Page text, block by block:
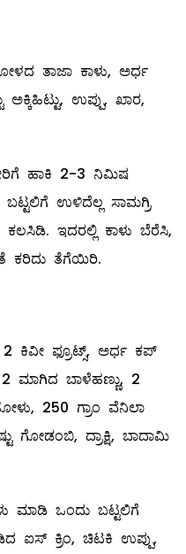
ತಾಜಾ ಕಾಳು, ಅರ್ಧ
ಉಪ್ಪು, ಖಾರ,
ಹಾಕಿ 2-3 ನಿಮಿಷ
ಉಳಿದೆಲ್ಲ ಸಾಮಗ್ರಿ
ಇದರಲ್ಲಿ ಕಾಳು ಬೆರೆಸಿ,
ಕರಿದು ತೆಗೆಯಿರಿ.
ಕಿವೀ ಫ್ರೂಟ್ಸ್, ಅರ್ಧ ಕಪ್‌
ಮಾಗಿದ ಬಾಳೆಹಣ್ಣು, 2
250 ಗ್ರಾಂ ವೆನಿಲಾ
ಗೋಡಂಬಿ, ದ್ರಾಕ್ಷಿ, ಬಾದಾಮಿ
ಮಾಡಿ ಒಂದು ಬಟ್ಟಲಿಗೆ
ಐಸ್‌ ಕ್ರಿಂ, ಚಿಟಕಿ ಉಪ್ಪು,